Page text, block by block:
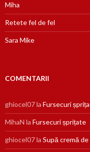
Miha
Retete fel de fel
Sara Mike
COMENTARII
ghiocel07la Fursecuri
MihaN la Fursecuri șprițate
ghiocel07la Supă cremă